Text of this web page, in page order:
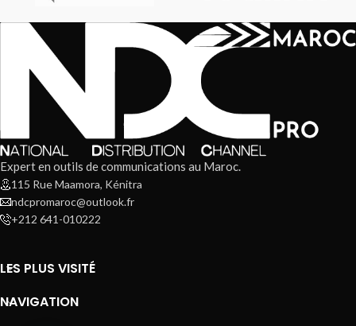
Expert en outils de communications au Maroc.
115 Rue Maamora, Kénitra
ndcpromaroc@outlook.fr
+212 641-010222
LES PLUS VISITÉ
NAVIGATION